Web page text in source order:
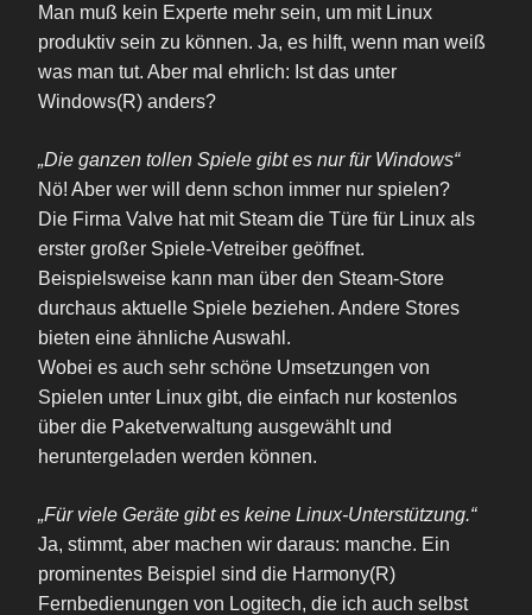
Man muß kein Experte mehr sein, um mit Linux
produktiv sein zu können. Ja, es hilft, wenn man weiß
was man tut. Aber mal ehrlich: Ist das unter
Windows(R) anders?
„Die ganzen tollen Spiele gibt es nur für Windows“
Nö! Aber wer will denn schon immer nur spielen?
Die Firma Valve hat mit Steam die Türe für Linux als
erster großer Spiele-Vetreiber geöffnet.
Beispielsweise kann man über den Steam-Store
durchaus aktuelle Spiele beziehen. Andere Stores
bieten eine ähnliche Auswahl.
Wobei es auch sehr schöne Umsetzungen von
Spielen unter Linux gibt, die einfach nur kostenlos
über die Paketverwaltung ausgewählt und
heruntergeladen werden können.
„Für viele Geräte gibt es keine Linux-Unterstützung.“
Ja, stimmt, aber machen wir daraus: manche. Ein
prominentes Beispiel sind die Harmony(R)
Fernbedienungen von Logitech, die ich auch selbst